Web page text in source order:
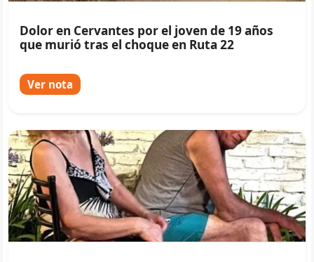
Dolor en Cervantes por el joven de 19 años
que murió tras el choque en Ruta 22
Ver nota